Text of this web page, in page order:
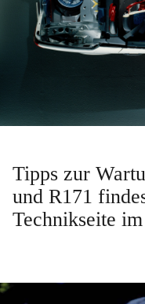
Tipps zur
und R171
Technikseite